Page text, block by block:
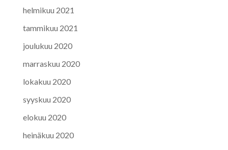
helmikuu 2021
tammikuu 2021
joulukuu 2020
marraskuu 2020
lokakuu 2020
syyskuu 2020
elokuu 2020
heinäkuu 2020